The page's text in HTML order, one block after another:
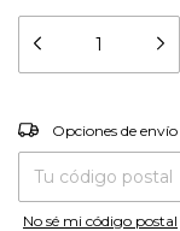
Entregas para el CP:
Opciones de envío
No sé mi código postal